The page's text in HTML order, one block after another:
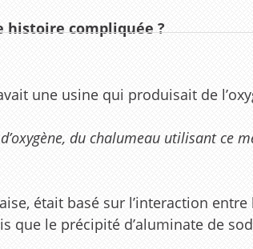
histoire compliquée ?
une usine qui produisait de
du chalumeau utilisant ce
était basé sur l’interaction
le précipité d’aluminate de